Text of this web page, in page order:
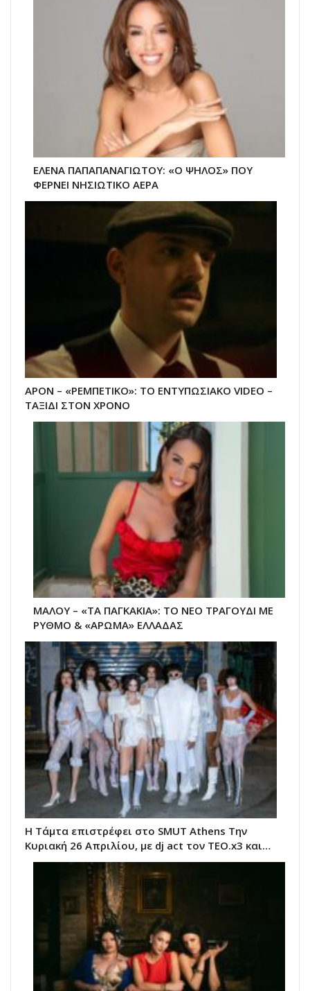
ΕΛΕΝΑ ΠΑΠΑΠΑΝΑΓΙΩΤΟΥ: «Ο ΨΗΛΟΣ» ΠΟΥ
ΦΕΡΝΕΙ ΝΗΣΙΩΤΙΚΟ ΑΕΡΑ
APON – «ΡΕΜΠΕΤΙΚΟ»: ΤΟ ΕΝΤΥΠΩΣΙΑΚΟ VIDEO –
ΤΑΞΙΔΙ ΣΤΟΝ ΧΡΟΝΟ
ΜΑΛΟΥ – «ΤΑ ΠΑΓΚΑΚΙΑ»: ΤΟ ΝΕΟ ΤΡΑΓΟΥΔΙ ΜΕ
ΡΥΘΜΟ & «ΑΡΩΜΑ» ΕΛΛΑΔΑΣ
Η Τάμτα επιστρέφει στο SMUT Athens Tην
Κυριακή 26 Απριλίου, με dj act τον TEO.x3 και…